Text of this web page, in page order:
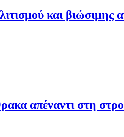
και βιώσιμης
απέναντι στη